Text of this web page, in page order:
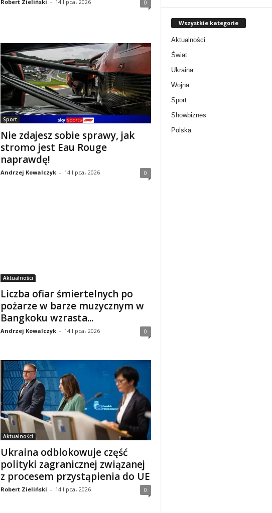
Robert Zieliński - 14 lipca، 2026 0
Sport
Nie zdajesz sobie sprawy, jak
stromo jest Eau Rouge
naprawdę!
Andrzej Kowalczyk - 14 lipca، 2026 0
Aktualności
Liczba ofiar śmiertelnych po
pożarze w barze muzycznym w
Bangkoku wzrasta...
Andrzej Kowalczyk - 14 lipca، 2026 0
Aktualności
Ukraina odblokowuje część
polityki zagranicznej związanej
z procesem przystąpienia do UE
Robert Zieliński - 14 lipca، 2026 0
Wszystkie kategorie
Aktualności
Świat
Ukraina
Wojna
Sport
Showbiznes
Polska